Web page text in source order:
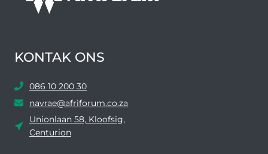
KONTAK ONS
086 10 200 30
navrae@afriforum.co.za
Unionlaan 58, Kloofsig,
Centurion